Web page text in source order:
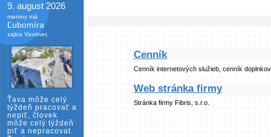
9. august 2026
meniny má
Ľubomíra
zajtra Vavrinec
Ťava môže celý
týždeň pracovať a
nepiť, človek
môže celý týždeň
piť a nepracovat.
Cenník
Cenník internetových služieb, cenník
Web stránka firmy
Stránka firmy Fibris, s.r.o.